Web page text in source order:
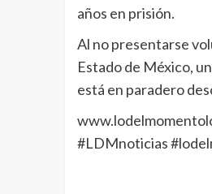
años en prisión.
Al no presentarse
Estado de México,
está en paradero
#LDMnoticias